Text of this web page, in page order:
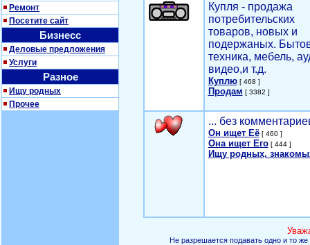
Ремонт
Посетите сайт
Бизнесс
Деловые предложения
Услуги
Разное
Ищу родных
Прочее
Купля - продажа
потребительских
товаров, новых и
подержаных.
техника, мебель,
видео,и т.д.
Куплю[ 468 ]
Продам [ 3382 ]
... без
Он ищет Её[ 460 ]
Она ищет Его[ 444 ]
Ищу родных,
Не разрешается подавать одно и то